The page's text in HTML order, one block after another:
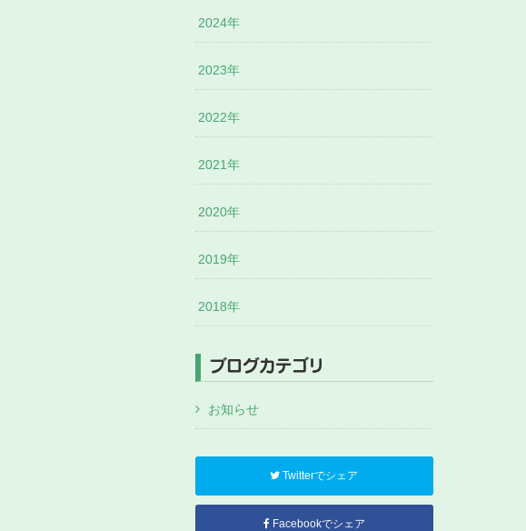
2024年
2023年
2022年
2021年
2020年
2019年
2018年
ブログカテゴリ
お知らせ
Twitterでシェア
Facebookでシェア